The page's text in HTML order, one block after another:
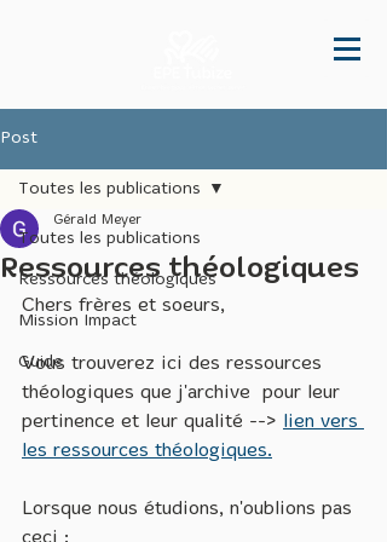
Post
Toutes les publications
Ressources théologiques
Mission Impact
Guide
Toutes les publications
Ressources théologiques
Gérald Meyer
Chers frères et soeurs,
Vous trouverez ici des ressources
théologiques que j'archive  pour leur
pertinence et leur qualité -->
lien vers
les ressources théologiques.
Lorsque nous étudions, n'oublions pas